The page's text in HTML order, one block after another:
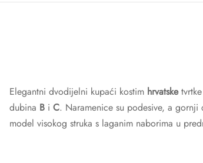
Elegantni dvodijelni kupaći kostim hrvatsketvrtke
dubina B i C. Naramenice su podesive, a
model visokog struka s laganim naborima u